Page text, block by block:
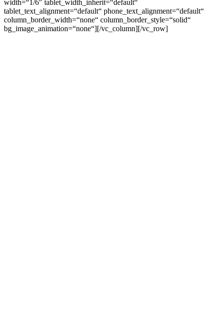
width=“1/6″ tablet_width_inherit=“default“
tablet_text_alignment=“default“ phone_text_alignment=“default“
column_border_width=“none“ column_border_style=“solid“
bg_image_animation=“none“][/vc_column][/vc_row]